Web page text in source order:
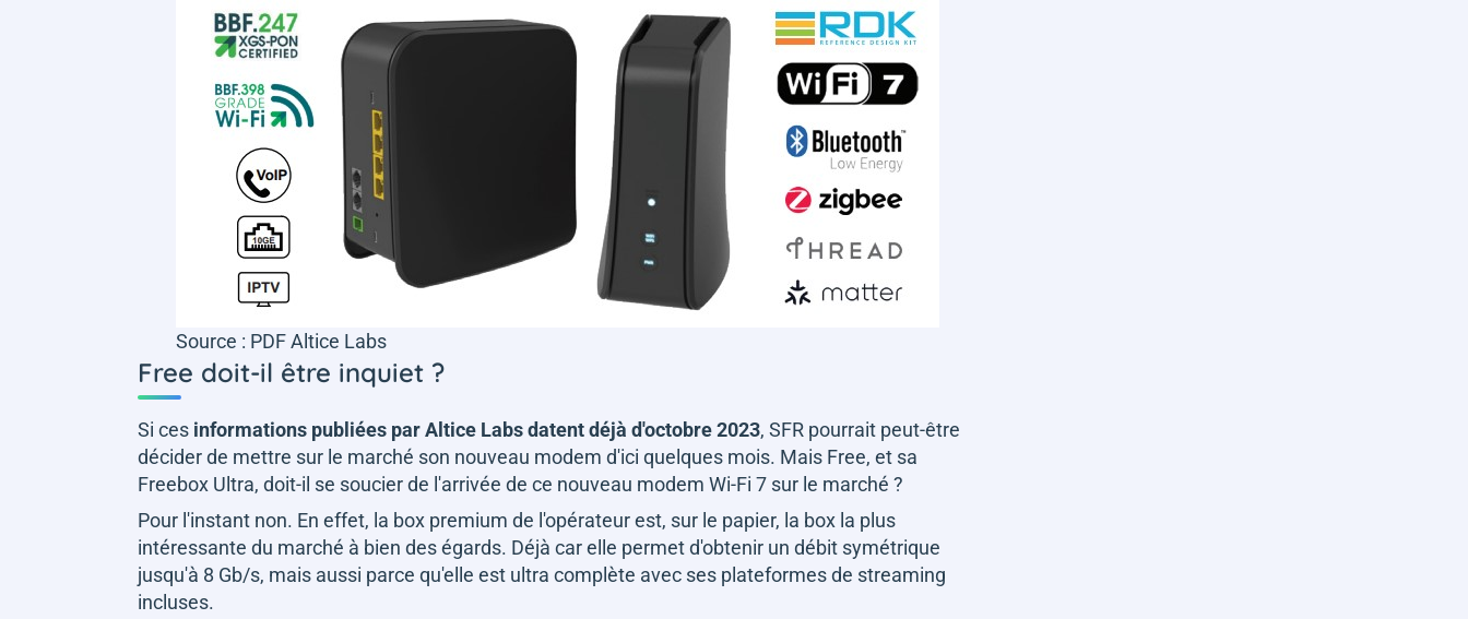
Source : PDF Altice Labs
Free doit-il être inquiet ?
Si ces informations publiées par Altice Labs datent déjà d'octobre 2023, SFR pourrait peut-être
décider de mettre sur le marché son nouveau modem d'ici quelques mois. Mais Free, et sa
Freebox Ultra, doit-il se soucier de l'arrivée de ce nouveau modem Wi-Fi 7 sur le marché ?
Pour l'instant non. En effet, la box premium de l'opérateur est, sur le papier, la box la plus
intéressante du marché à bien des égards. Déjà car elle permet d'obtenir un débit symétrique
jusqu'à 8 Gb/s, mais aussi parce qu'elle est ultra complète avec ses plateformes de streaming
incluses.